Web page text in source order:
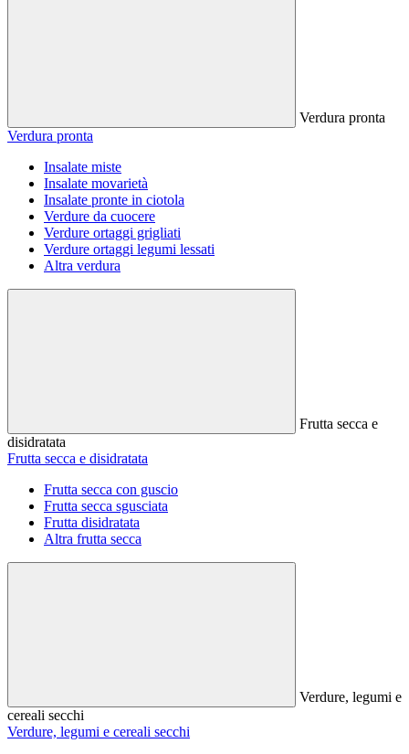
Verdura pronta
Verdura pronta
Insalate miste
Insalate movarietà
Insalate pronte in ciotola
Verdure da cuocere
Verdure ortaggi grigliati
Verdure ortaggi legumi lessati
Altra verdura
Frutta secca e
disidratata
Frutta secca e disidratata
Frutta secca con guscio
Frutta secca sgusciata
Frutta disidratata
Altra frutta secca
Verdure, legumi e
cereali secchi
Verdure, legumi e cereali secchi